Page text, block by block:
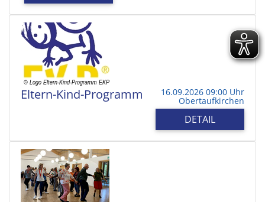
Eltern-Kind-Programm 16.09.2026 09:00 Uhr
Obertaufkirchen
DETAIL